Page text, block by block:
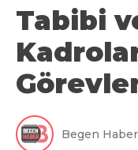
Tabibi
Begen